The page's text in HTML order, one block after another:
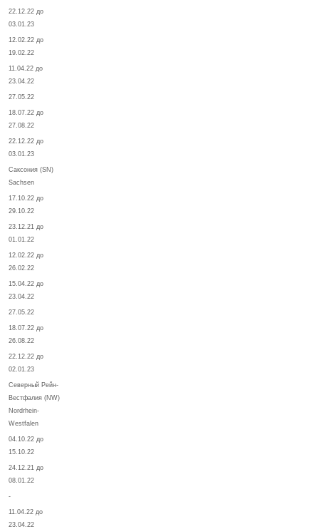
22.12.22 до
03.01.23
12.02.22 до
19.02.22
11.04.22 до
23.04.22
27.05.22
18.07.22 до
27.08.22
22.12.22 до
03.01.23
Саксония (SN)
Sachsen
17.10.22 до
29.10.22
23.12.21 до
01.01.22
12.02.22 до
26.02.22
15.04.22 до
23.04.22
27.05.22
18.07.22 до
26.08.22
22.12.22 до
02.01.23
Северный Рейн-
Вестфалия (NW)
Nordrhein-
Westfalen
04.10.22 до
15.10.22
24.12.21 до
08.01.22
-
11.04.22 до
23.04.22